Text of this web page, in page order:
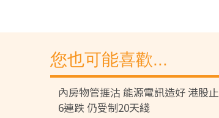
您也可能喜歡...
內房物管捱沽 能源電訊造好 港股止
6連跌 仍受制20天綫